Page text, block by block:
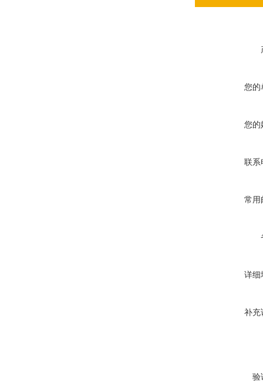
您的
您的
联系
常用
详细
补充
验